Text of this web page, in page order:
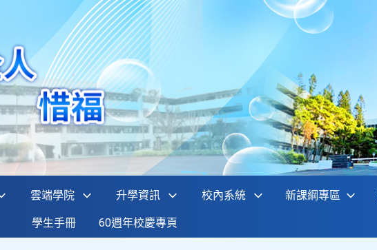
雲端學院 升學資訊 校內系統 新課綱專區
學生手冊 60週年校慶專頁